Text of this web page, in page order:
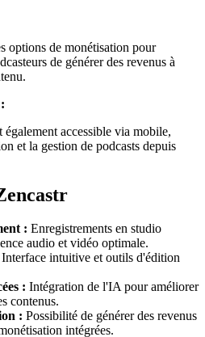
options de monétisation pour
de générer des revenus à
également accessible via mobile,
et la gestion de podcasts depuis
: Enregistrements en studio
audio et vidéo optimale.
Interface intuitive et outils d'édition
: Intégration de l'IA pour améliorer
contenus.
: Possibilité de générer des revenus
intégrées.